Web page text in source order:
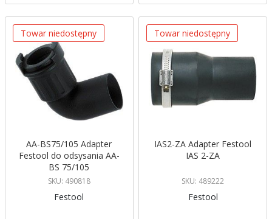
Towar niedostępny
AA-BS75/105 Adapter
Festool do odsysania AA-
BS 75/105
SKU: 490818
Festool
Towar niedostępny
IAS2-ZA Adapter Festool
IAS 2-ZA
SKU: 489222
Festool